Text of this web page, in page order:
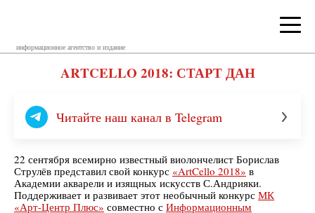
информационное агентство и издание
ARTCELLO 2018: СТАРТ ДАН
Читайте наш канал в Telegram
22 сентября всемирно известный виолончелист Борислав
Струлёв представил свой конкурс «ArtCello 2018» в
Академии акварели и изящных искусств С.Андрияки.
Поддерживает и развивает этот необычный конкурс МК
«Арт-Центр Плюс» совместно с Информационным